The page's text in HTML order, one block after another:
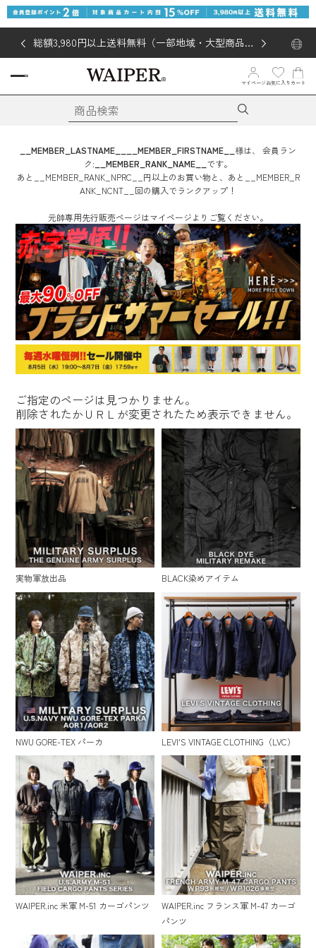
総額3,980円以上送料無料（一部地域・大型商品対
象外あり）
マイページ お気に入り カート
__MEMBER_LASTNAME__ __MEMBER_FIRSTNAME__ 様は、
会員ラン
ク: __MEMBER_RANK_NAME__ です。
あと
__MEMBER_RANK_NPRC__ 円以上のお買い物と、あと
__MEMBER_R
ANK_NCNT__ 回の購入でランクアップ！
元帥専用先行販売ページはマイページよりご覧ください。
ご指定のページは見つかりません。
削除されたかＵＲＬが変更されたため表示できません。
実物軍放出品 BLACK染めアイテム
NWU GORE-TEX パーカ LEVI'S VINTAGE CLOTHING（LVC）
WAIPER.inc 米軍 M-51 カーゴパンツ
WAIPER.inc フランス軍 M-47 カーゴ
パンツ